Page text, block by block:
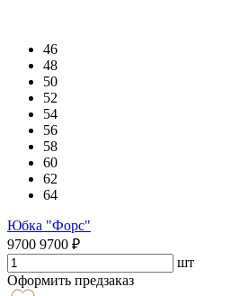
46
48
50
52
54
56
58
60
62
64
Юбка "Форс"
9700 9700 ₽
шт
Оформить предзаказ